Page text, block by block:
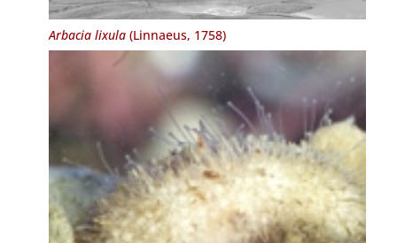
Arbacia lixula(Linnaeus, 1758)